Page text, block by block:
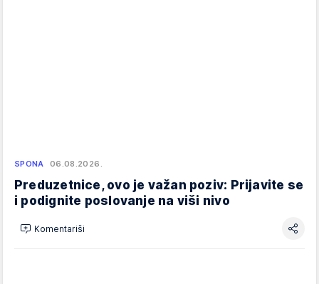
SPONA 06.08.2026.
Preduzetnice, ovo je važan poziv: Prijavite se
i podignite poslovanje na viši nivo
Komentariši